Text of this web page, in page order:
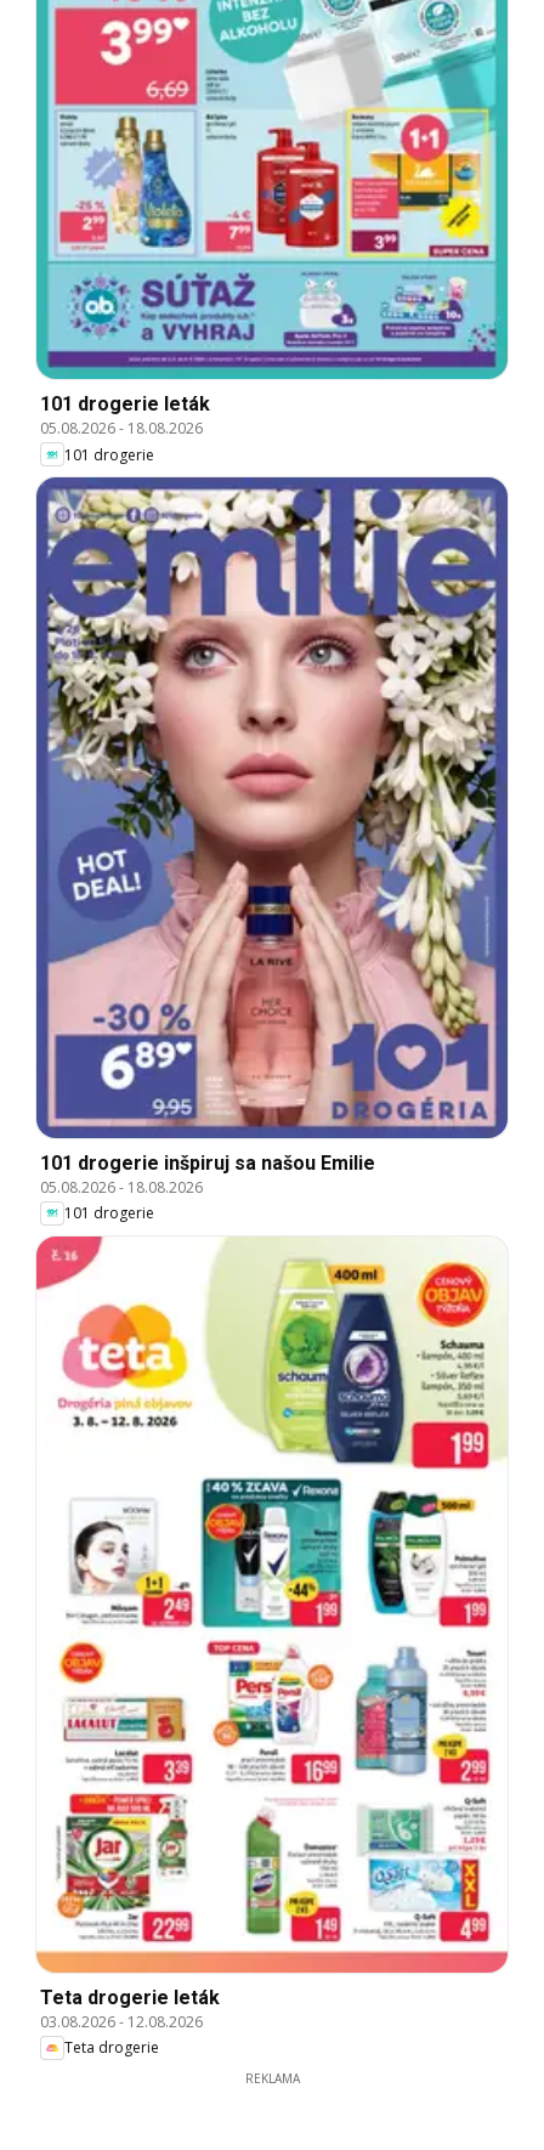
101 drogerie leták
05.08.2026- 18.08.2026
101 drogerie
101 drogerie inšpiruj sa našou Emilie
05.08.2026- 18.08.2026
101 drogerie
Teta drogerie leták
03.08.2026- 12.08.2026
Teta drogerie
REKLAMA